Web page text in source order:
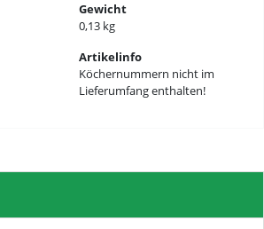
Gewicht
0,13 kg
Artikelinfo
Köchernummern nicht im
Lieferumfang enthalten!